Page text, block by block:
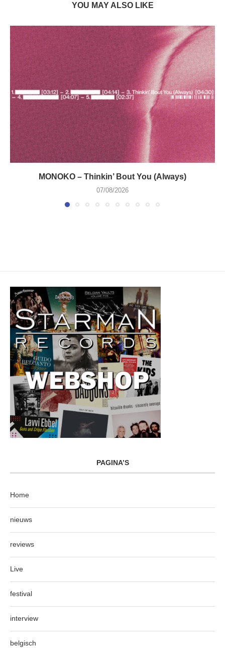
YOU MAY ALSO LIKE
MONOKO – Thinkin’ Bout You (Always)
07/08/2026
PAGINA’S
Home
nieuws
reviews
Live
festival
interview
belgisch